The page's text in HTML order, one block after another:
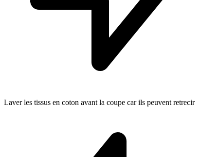
Laver les tissus en coton avant la coupe car ils peuvent retrecir